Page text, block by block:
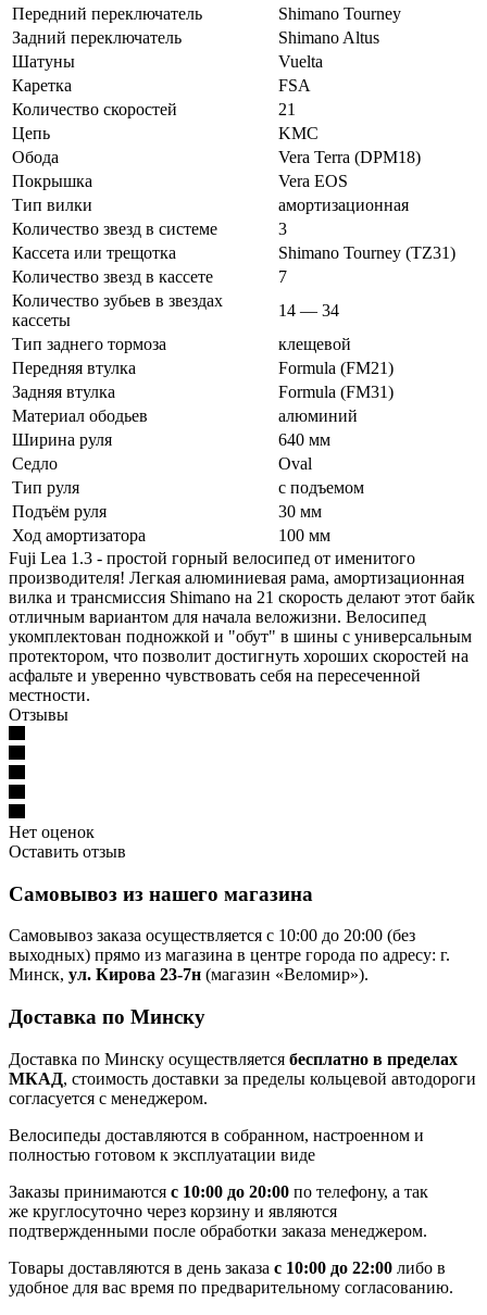
Передний переключатель
Shimano Tourney
Задний переключатель
Shimano Altus
Шатуны
Vuelta
Каретка
FSA
Количество скоростей
21
Цепь
KMC
Обода
Vera Terra (DPM18)
Покрышка
Vera EOS
Тип вилки
амортизационная
Количество звезд в системе
3
Кассета или трещотка
Shimano Tourney (TZ31)
Количество звезд в кассете
7
Количество зубьев в звездах
кассеты
14 — 34
Тип заднего тормоза
клещевой
Передняя втулка
Formula (FM21)
Задняя втулка
Formula (FM31)
Материал ободьев
алюминий
Ширина руля
640 мм
Седло
Oval
Тип руля
с подъемом
Подъём руля
30 мм
Ход амортизатора
100 мм
Fuji Lea 1.3 - простой горный велосипед от именитого
производителя! Легкая алюминиевая рама, амортизационная
вилка и трансмиссия Shimano на 21 скорость делают этот байк
отличным вариантом для начала веложизни. Велосипед
укомплектован подножкой и "обут" в шины с универсальным
протектором, что позволит достигнуть хороших скоростей на
асфальте и уверенно чувствовать себя на пересеченной
местности.
Отзывы
Нет оценок
Оставить отзыв
Самовывоз из нашего магазина
Самовывоз заказа осуществляется с 10:00 до 20:00 (без
выходных) прямо из магазина в центре города по адресу: г.
Минск, ул. Кирова 23-7н (магазин «Веломир»).
Доставка по Минску
Доставка по Минску осуществляется бесплатно в пределах
МКАД, стоимость доставки за пределы кольцевой автодороги
согласуется с менеджером.
Велосипеды доставляются в собранном, настроенном и
полностью готовом к эксплуатации виде
Заказы принимаются с 10:00 до 20:00 по телефону, а так
же круглосуточно через корзину и являются
подтвержденными после обработки заказа менеджером.
Товары доставляются в день заказа с 10:00 до 22:00 либо в
удобное для вас время по предварительному согласованию.